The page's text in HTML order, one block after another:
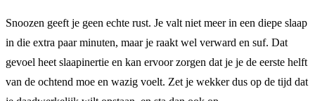
Snoozen geeft je geen echte rust. Je valt niet meer in een diepe slaap
in die extra paar minuten, maar je raakt wel verward en suf. Dat
gevoel heet slaapinertie en kan ervoor zorgen dat je je de eerste helft
van de ochtend moe en wazig voelt. Zet je wekker dus op de tijd dat